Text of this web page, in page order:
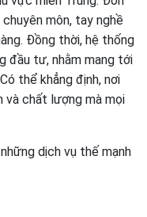
môn, tay nghề
Đồng thời, hệ thống
đầu tư, nhằm mang tới
thể khẳng định, nơi
và chất lượng mà mọi
dịch vụ thế mạnh